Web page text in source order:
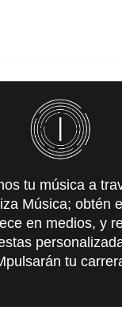
tu música a
Música; obtén
en medios, y
tu